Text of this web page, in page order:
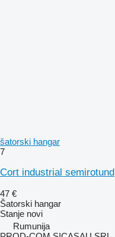
šatorski hangar
7
Cort industrial semirotund
47 €
Šatorski hangar
Stanje novi
Rumunija